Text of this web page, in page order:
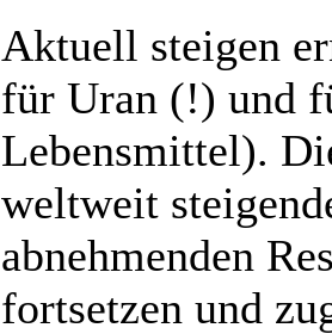
Aktuell steigen
für Uran (!) und
Lebensmittel).
weltweit
abnehmenden
fortsetzen und